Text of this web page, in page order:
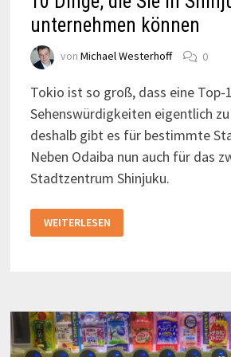
unternehmen können
von Michael Westerhoff 0
Tokio ist so groß, dass eine
Sehenswürdigkeiten eigentlich
deshalb gibt es für bestimmte
Neben Odaiba nun auch für das
Stadtzentrum Shinjuku.
DINGE,
DIE
WEITERLESEN